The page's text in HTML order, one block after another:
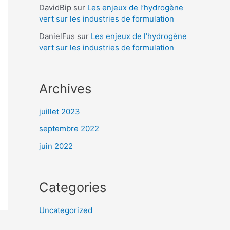
DavidBip sur Les enjeux de l’hydrogène
vert sur les industries de formulation
DanielFus sur Les enjeux de l’hydrogène
vert sur les industries de formulation
Archives
juillet 2023
septembre 2022
juin 2022
Categories
Uncategorized